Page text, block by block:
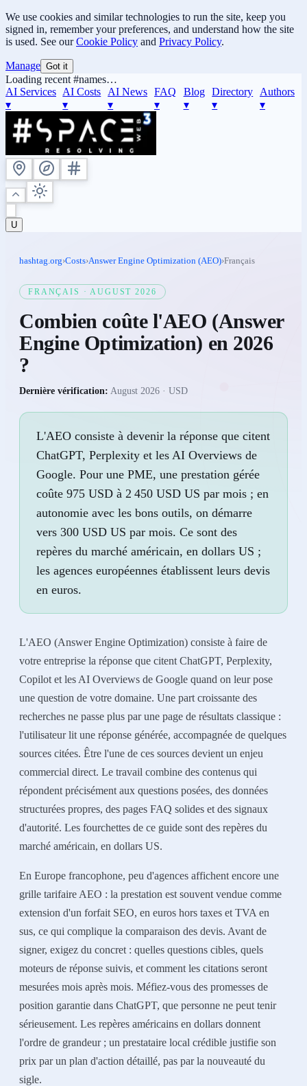
We use cookies and similar technologies to run the site, keep you
signed in, remember your preferences, and understand how the site
is used. See our Cookie Policy and Privacy Policy.
Manage Got it
Loading recent #names…
AI Services
▾
AI Costs
▾
AI News
▾
FAQ
▾
Blog
▾
Directory
▾
Authors
▾
U
hashtag.org›Costs›Answer Engine Optimization (AEO)›Français
FRANÇAIS · AUGUST 2026
Combien coûte l'AEO (Answer
Engine Optimization) en 2026
?
Dernière vérification: August 2026 · USD
L'AEO consiste à devenir la réponse que citent
ChatGPT, Perplexity et les AI Overviews de
Google. Pour une PME, une prestation gérée
coûte 975 USD à 2 450 USD US par mois ; en
autonomie avec les bons outils, on démarre
vers 300 USD US par mois. Ce sont des
repères du marché américain, en dollars US ;
les agences européennes établissent leurs devis
en euros.
L'AEO (Answer Engine Optimization) consiste à faire de
votre entreprise la réponse que citent ChatGPT, Perplexity,
Copilot et les AI Overviews de Google quand on leur pose
une question de votre domaine. Une part croissante des
recherches ne passe plus par une page de résultats classique :
l'utilisateur lit une réponse générée, accompagnée de quelques
sources citées. Être l'une de ces sources devient un enjeu
commercial direct. Le travail combine des contenus qui
répondent précisément aux questions posées, des données
structurées propres, des pages FAQ solides et des signaux
d'autorité. Les fourchettes de ce guide sont des repères du
marché américain, en dollars US.
En Europe francophone, peu d'agences affichent encore une
grille tarifaire AEO : la prestation est souvent vendue comme
extension d'un forfait SEO, en euros hors taxes et TVA en
sus, ce qui complique la comparaison des devis. Avant de
signer, exigez du concret : quelles questions cibles, quels
moteurs de réponse suivis, et comment les citations seront
mesurées mois après mois. Méfiez-vous des promesses de
position garantie dans ChatGPT, que personne ne peut tenir
sérieusement. Les repères américains en dollars donnent
l'ordre de grandeur ; un prestataire local crédible justifie son
prix par un plan d'action détaillé, pas par la nouveauté du
sigle.